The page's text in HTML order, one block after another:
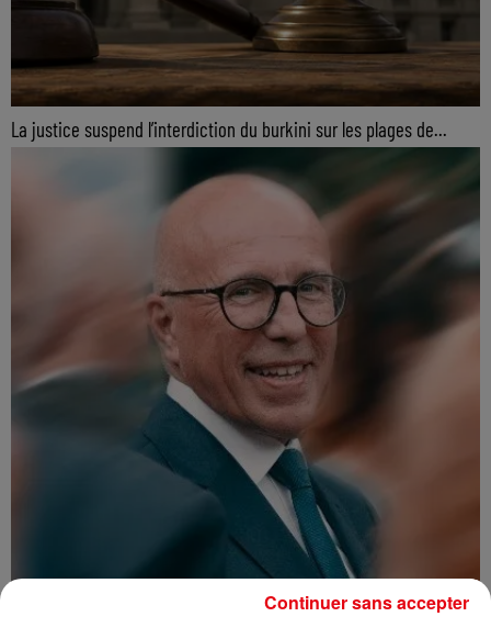
La justice suspend l’interdiction du burkini sur les plages de...
Continuer sans accepter